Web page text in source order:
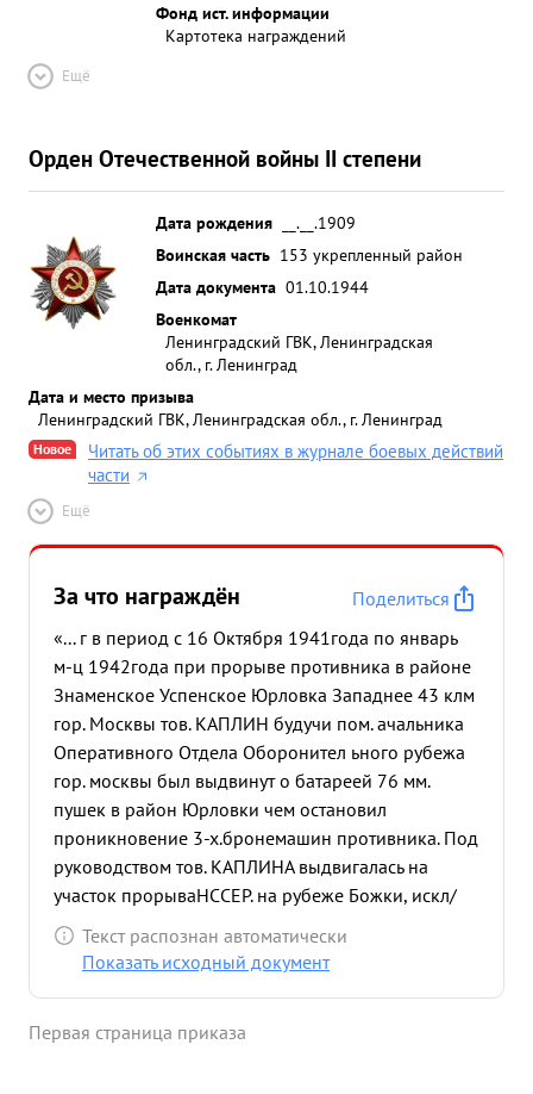
Фонд ист. информации
Картотека награждений
Ещё
Орден Отечественной войны II степени
Дата рождения
__.__.1909
Воинская часть 153 укрепленный район
Дата документа 01.10.1944
Военкомат
Ленинградский ГВК, Ленинградская
обл., г. Ленинград
Дата и место призыва
Ленинградский ГВК, Ленинградская обл., г. Ленинград
Новое
Читать об этих событиях в журнале боевых действий
части
Ещё
За что награждён
Поделиться
«... г в период с 16 Октября 1941года по январь
м-ц 1942года при прорыве противника в районе
Знаменское Успенское Юрловка Западнее 43 клм
гор. Москвы тов. КАПЛИН будучи пом. ачальника
Оперативного Отдела Оборонител ьного рубежа
гор. москвы был выдвинут о батареей 76 мм.
пушек в район Юрловки чем остановил
проникновение 3-х.бронемашин противника. Под
руководством тов. КАПЛИНА выдвигалась на
участок прорываНССЕР. на рубеже Божки, искл/
Знаменка под Москвой Тов. КАПЛИН три раза
лично ходил в разведку для выяснения
внешний обвод обороны г. Москвы 17 Апреля
Текст распознан автоматически
Показать исходный документ
Первая страница приказа